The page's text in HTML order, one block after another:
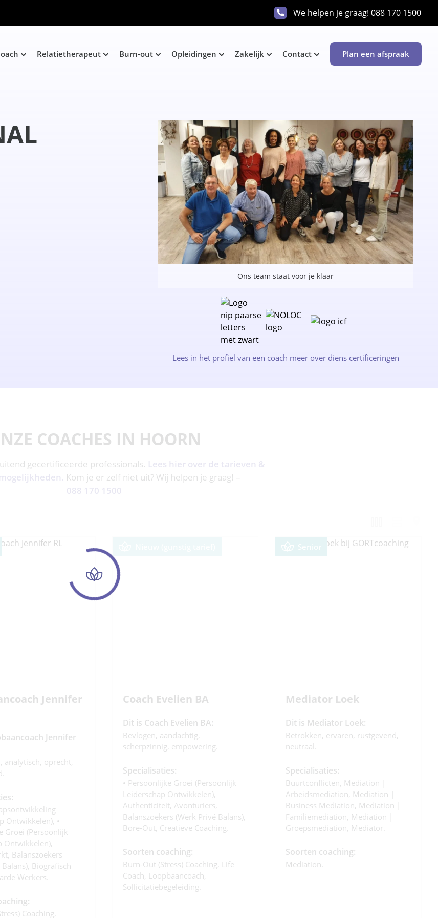
We helpen je graag! 088 170 1500
Relatietherapeut Burn-out Opleidingen Zakelijk Contact Plan een afspraak
Ons team staat voor je klaar
Lees in het profiel van een coach meer over diens certificeringen
COACHES IN HOORN
gecertificeerde professionals. Lees hier over de tarieven &
Kom je er zelf niet uit? Wij helpen je graag! –
088 170 1500
Jennifer
Jennifer
analytisch, oprecht,
Ontwikkelen), •
Groei (persoonlijk
Ontwikkelen),
Balanszoekers
Biografisch
Werkers.
Coaching,
Coach Evelien BA
Dit is Coach Evelien BA:
Bevlogen, aandachtig,
scherpzinnig, empowering.
Specialisaties:
• Persoonlijke Groei (persoonlijk
Leiderschap Ontwikkelen),
Authenticiteit, Avonturiers,
Balanszoekers (werk Privé Balans),
Bore-Out, Creatieve Coaching.
Soorten coaching:
Burn-Out (stress) Coaching, Life
Coach, Loopbaancoach,
Sollicitatiebegeleiding.
Senior
Mediator Loek
Dit is Mediator Loek:
Betrokken, ervaren, rustgevend,
neutraal.
Specialisaties:
Buurtconflicten, Mediation |
Arbeidsmediation, Mediation |
Business Mediation, Mediation |
Familiemediation, Mediation |
Groepsmediation, Mediator.
Soorten coaching:
Mediation.